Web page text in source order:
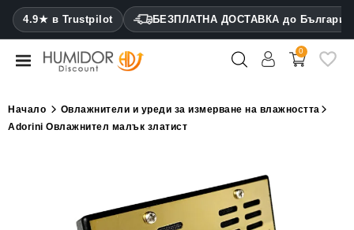
4.9★ в Trustpilot БЕЗПЛАТНА ДОСТАВКА до България
CATEGORY
Хумидори
0
Начало
Овлажнители и уреди за измерване на влажността
Аdorini Овлажнител малък златист